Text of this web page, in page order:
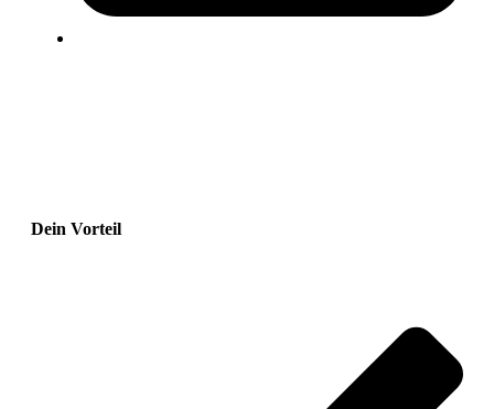
Dein Vorteil